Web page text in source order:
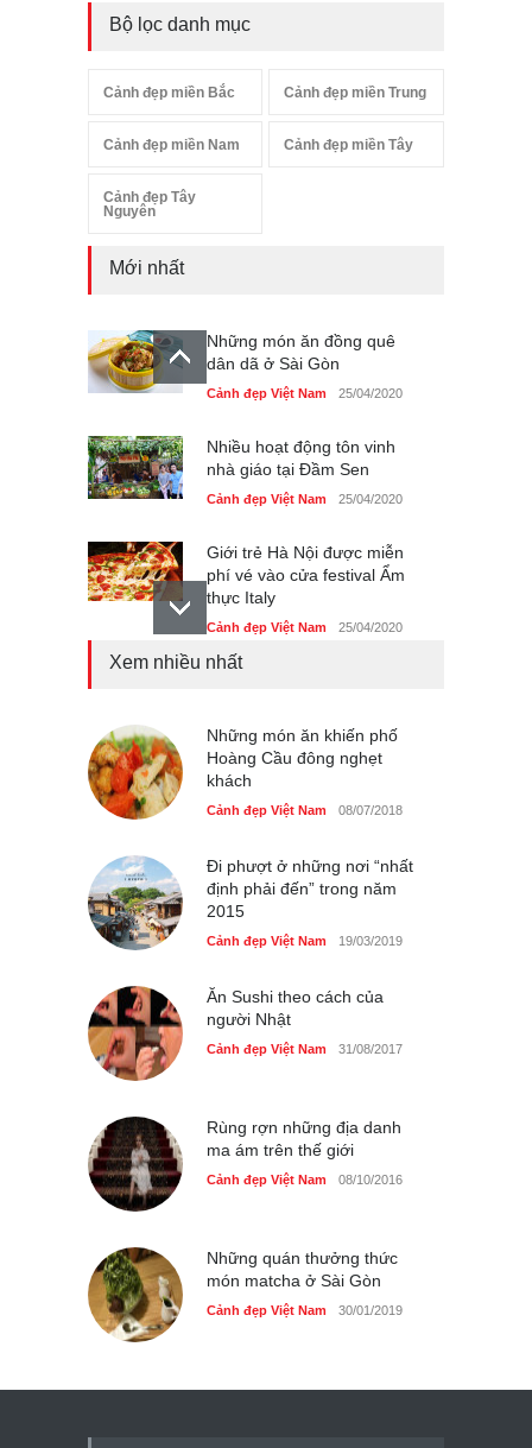
Bộ lọc danh mục
Cảnh đẹp miền Bắc Cảnh đẹp miền Trung
Cảnh đẹp miền Nam Cảnh đẹp miền Tây
Cảnh đẹp Tây
Nguyên
Mới nhất
Những món ăn đồng quê
dân dã ở Sài Gòn
Cảnh đẹp Việt Nam 25/04/2020
Nhiều hoạt động tôn vinh
nhà giáo tại Đầm Sen
Cảnh đẹp Việt Nam 25/04/2020
Giới trẻ Hà Nội được miễn
phí vé vào cửa festival Ẩm
thực Italy
Cảnh đẹp Việt Nam 25/04/2020
Cảnh đẹp Việt Nam 25/04/2020
Bán đảo Sơn Trà sẽ là khu
du lịch quốc gia
Xem nhiều nhất
Những món ăn khiến phố
Hoàng Cầu đông nghẹt
khách
Cảnh đẹp Việt Nam 08/07/2018
Đi phượt ở những nơi “nhất
định phải đến” trong năm
2015
Cảnh đẹp Việt Nam 19/03/2019
Ăn Sushi theo cách của
người Nhật
Cảnh đẹp Việt Nam 31/08/2017
Rùng rợn những địa danh
ma ám trên thế giới
Cảnh đẹp Việt Nam 08/10/2016
Những quán thưởng thức
món matcha ở Sài Gòn
Cảnh đẹp Việt Nam 30/01/2019